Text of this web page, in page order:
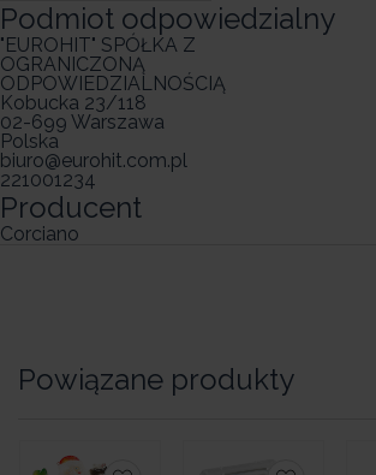
Podmiot odpowiedzialny
"EUROHIT" SPÓŁKA Z
OGRANICZONĄ
ODPOWIEDZIALNOŚCIĄ
Kobucka 23/118
02-699 Warszawa
Polska
biuro@eurohit.com.pl
221001234
Producent
Corciano
Powiązane produkty